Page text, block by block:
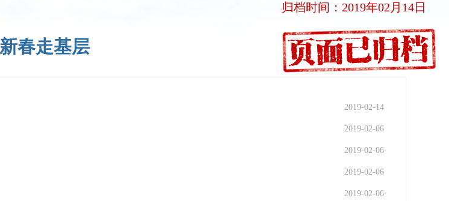
归档时间：2019年02月14日
新春走基层
2019-02-14
2019-02-06
2019-02-06
2019-02-06
2019-02-06